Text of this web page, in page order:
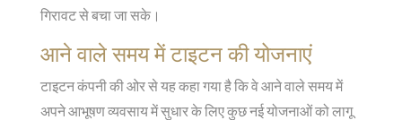
गिरावट से बचा जा सके।
आने वाले समय में टाइटन की योजनाएं
टाइटन कंपनी की ओर से यह कहा गया है कि वे आने वाले समय में
अपने आभूषण व्यवसाय में सुधार के लिए कुछ नई योजनाओं को लागू